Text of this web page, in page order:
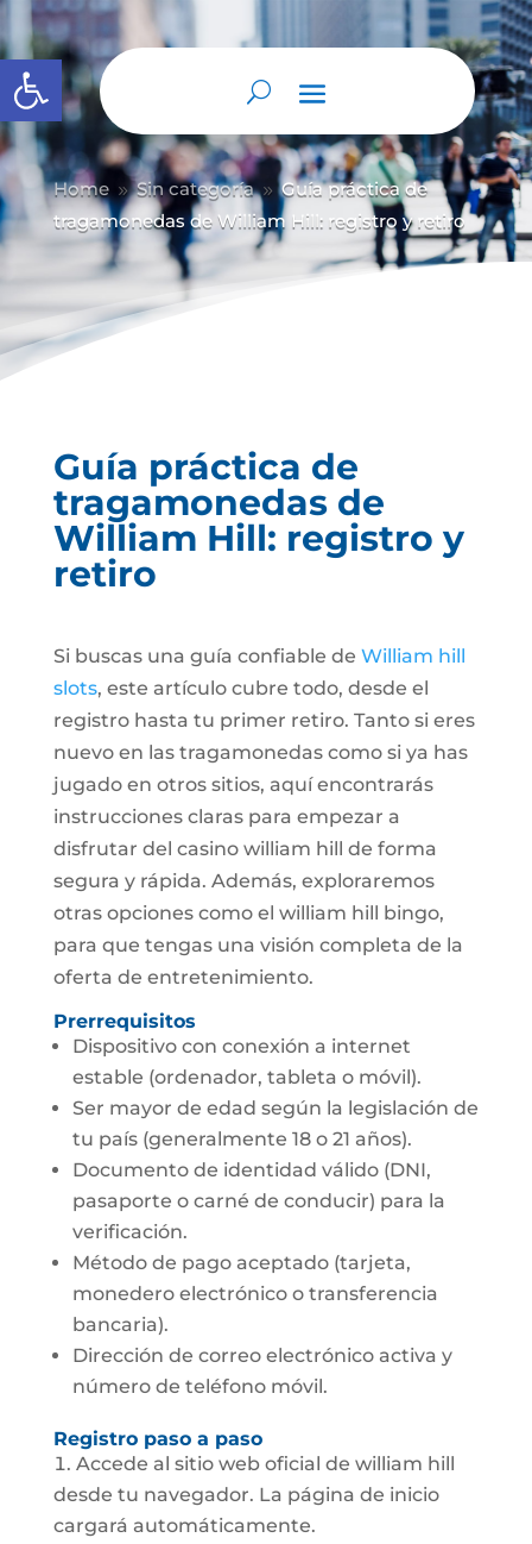
Abrir barra de herramientas
Home 9 Sin categoría 9 Guía práctica de
tragamonedas de William Hill: registro y retiro
Guía práctica de
tragamonedas de
William Hill: registro y
retiro
Si buscas una guía confiable de William hill
slots, este artículo cubre todo, desde el
registro hasta tu primer retiro. Tanto si eres
nuevo en las tragamonedas como si ya has
jugado en otros sitios, aquí encontrarás
instrucciones claras para empezar a
disfrutar del casino william hill de forma
segura y rápida. Además, exploraremos
otras opciones como el william hill bingo,
para que tengas una visión completa de la
oferta de entretenimiento.
Prerrequisitos
Dispositivo con conexión a internet
estable (ordenador, tableta o móvil).
Ser mayor de edad según la legislación de
tu país (generalmente 18 o 21 años).
Documento de identidad válido (DNI,
pasaporte o carné de conducir) para la
verificación.
Método de pago aceptado (tarjeta,
monedero electrónico o transferencia
bancaria).
Dirección de correo electrónico activa y
número de teléfono móvil.
Registro paso a paso
Accede al sitio web oficial de william hill
desde tu navegador. La página de inicio
cargará automáticamente.